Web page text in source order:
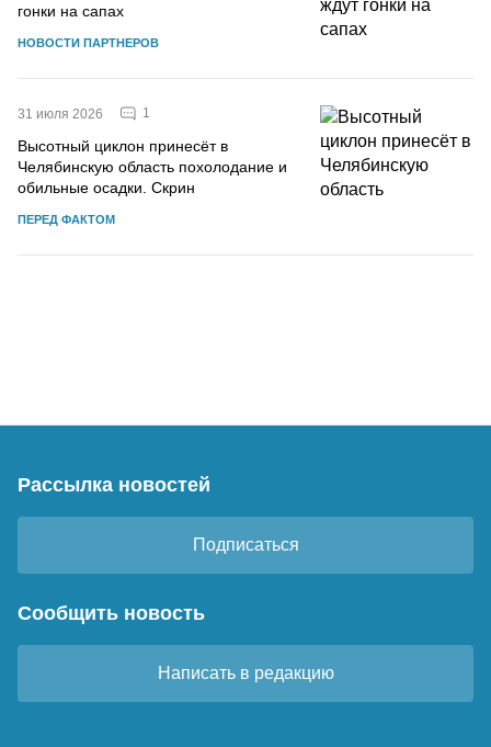
гонки на сапах
НОВОСТИ ПАРТНЕРОВ
31 июля 2026 1
Высотный циклон принесёт в
Челябинскую область похолодание и
обильные осадки. Скрин
ПЕРЕД ФАКТОМ
Рассылка новостей
Подписаться
Сообщить новость
Написать в редакцию